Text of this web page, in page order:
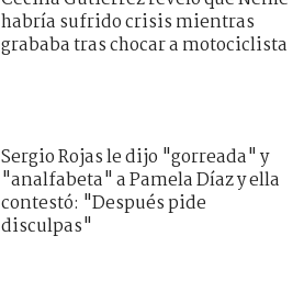
habría sufrido crisis mientras
grababa tras chocar a motociclista
Sergio Rojas le dijo "gorreada" y
"analfabeta" a Pamela Díaz y ella
contestó: "Después pide
disculpas"